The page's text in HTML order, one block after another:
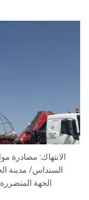
السنداس/ مدينة
الجهة